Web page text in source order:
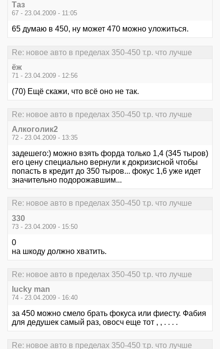
Таз
67 - 23.04.2009 - 11:05
65 думаю в 450, ну может 470 можно уложиться.
Re: новое авто в пределах 350-450 т.р. что лучше
ёж
71 - 23.04.2009 - 12:56
(70) Ещё скажи, что всё оно не так.
Re: новое авто в пределах 350-450 т.р. что лучше
Алкоголик2
72 - 23.04.2009 - 13:35
задешего:) можно взять форда только 1,4 (345 тыров)
его цену специально вернули к докризисной чтобы
попасть в кредит до 350 тыров... фокус 1,6 уже идет
значительно подорожавшим...
Re: новое авто в пределах 350-450 т.р. что лучше
330
73 - 23.04.2009 - 15:50
0
на шкоду должно хватить.
Re: новое авто в пределах 350-450 т.р. что лучше
lucky man
74 - 23.04.2009 - 16:40
за 450 можно смело брать фокуса или фиесту. Фабия
для дедушек самый раз, овосч еще тот , , . . . .
Re: новое авто в пределах 350-450 т.р. что лучше